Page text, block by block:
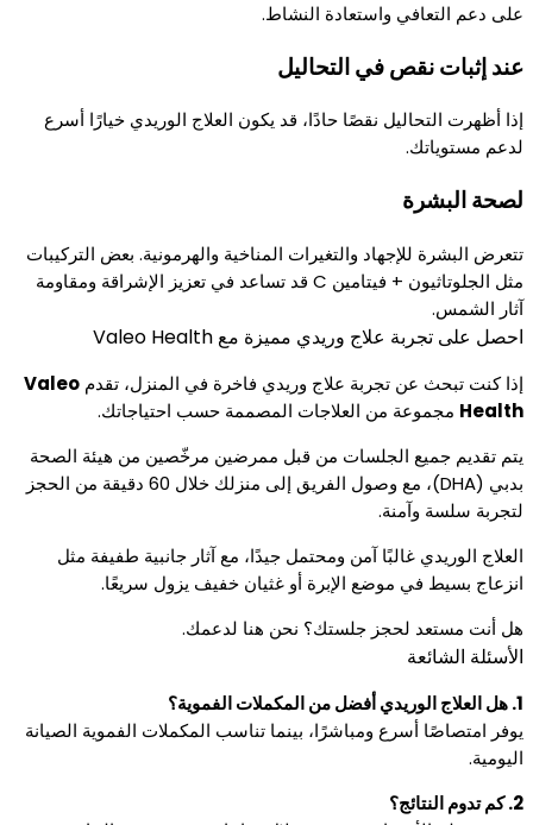
على دعم التعافي واستعادة النشاط.
عند إثبات نقص في التحاليل
إذا أظهرت التحاليل نقصًا حادًا، قد يكون العلاج الوريدي خيارًا أسرع
لدعم مستوياتك.
لصحة البشرة
تتعرض البشرة للإجهاد والتغيرات المناخية والهرمونية. بعض التركيبات
مثل الجلوتاثيون + فيتامين C قد تساعد في تعزيز الإشراقة ومقاومة
آثار الشمس.
احصل على تجربة علاج وريدي مميزة مع Valeo Health
إذا كنت تبحث عن تجربة علاج وريدي فاخرة في المنزل، تقدم Valeo
Health مجموعة من العلاجات المصممة حسب احتياجاتك.
يتم تقديم جميع الجلسات من قبل ممرضين مرخّصين من هيئة الصحة
بدبي (DHA)، مع وصول الفريق إلى منزلك خلال 60 دقيقة من الحجز
لتجربة سلسة وآمنة.
العلاج الوريدي غالبًا آمن ومحتمل جيدًا، مع آثار جانبية طفيفة مثل
انزعاج بسيط في موضع الإبرة أو غثيان خفيف يزول سريعًا.
هل أنت مستعد لحجز جلستك؟ نحن هنا لدعمك.
الأسئلة الشائعة
1. هل العلاج الوريدي أفضل من المكملات الفموية؟
يوفر امتصاصًا أسرع ومباشرًا، بينما تناسب المكملات الفموية الصيانة
اليومية.
2. كم تدوم النتائج؟